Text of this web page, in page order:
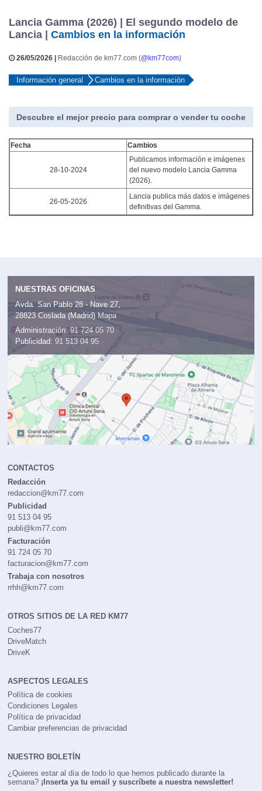
Lancia Gamma (2026) | El segundo modelo de
Lancia | Cambios en la información
26/05/2026 | Redacción de km77.com (@km77com)
Información general Cambios en la información
Descubre el mejor precio para comprar o vender tu coche
Fecha Cambios
28-10-2024
Publicamos información e imágenes
del nuevo modelo Lancia Gamma
(2026).
26-05-2026
Lancia publica más datos e imágenes
definitivas del Gamma.
NUESTRAS OFICINAS
Avda. San Pablo 28 - Nave 27,
28823 Coslada (Madrid) Mapa
Administración: 91 724 05 70
Publicidad: 91 513 04 95
CONTACTOS
Redacción
redaccion@km77.com
Publicidad
91 513 04 95
publi@km77.com
Facturación
91 724 05 70
facturacion@km77.com
Trabaja con nosotros
rrhh@km77.com
OTROS SITIOS DE LA RED KM77
Coches77
DriveMatch
DriveK
ASPECTOS LEGALES
Política de cookies
Condiciones Legales
Política de privacidad
Cambiar preferencias de privacidad
NUESTRO BOLETÍN
¿Quieres estar al día de todo lo que hemos publicado durante la
semana? ¡Inserta ya tu email y suscríbete a nuestra newsletter!